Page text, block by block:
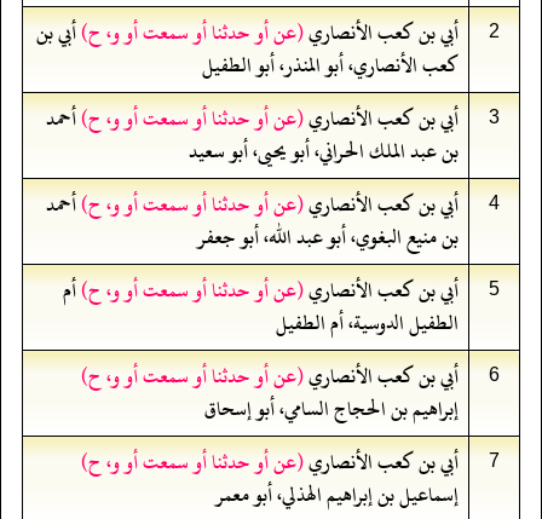
2 أبي بن كعب الأنصاري(عن أو حدثنا أو سمعت أو و، ح)أبي بن
كعب الأنصاري، أبو المنذر، أبو الطفيل
3 أبي بن كعب الأنصاري(عن أو حدثنا أو سمعت أو و، ح)أحمد
بن عبد الملك الحراني، أبو يحيى، أبو سعيد
4 أبي بن كعب الأنصاري(عن أو حدثنا أو سمعت أو و، ح)أحمد
بن منيع البغوي، أبو عبد الله، أبو جعفر
5 أبي بن كعب الأنصاري(عن أو حدثنا أو سمعت أو و، ح)أم
الطفيل الدوسية، أم الطفيل
6 أبي بن كعب الأنصاري(عن أو حدثنا أو سمعت أو و، ح)
إبراهيم بن الحجاج السامي، أبو إسحاق
7 أبي بن كعب الأنصاري(عن أو حدثنا أو سمعت أو و، ح)
إسماعيل بن إبراهيم الهذلي، أبو معمر